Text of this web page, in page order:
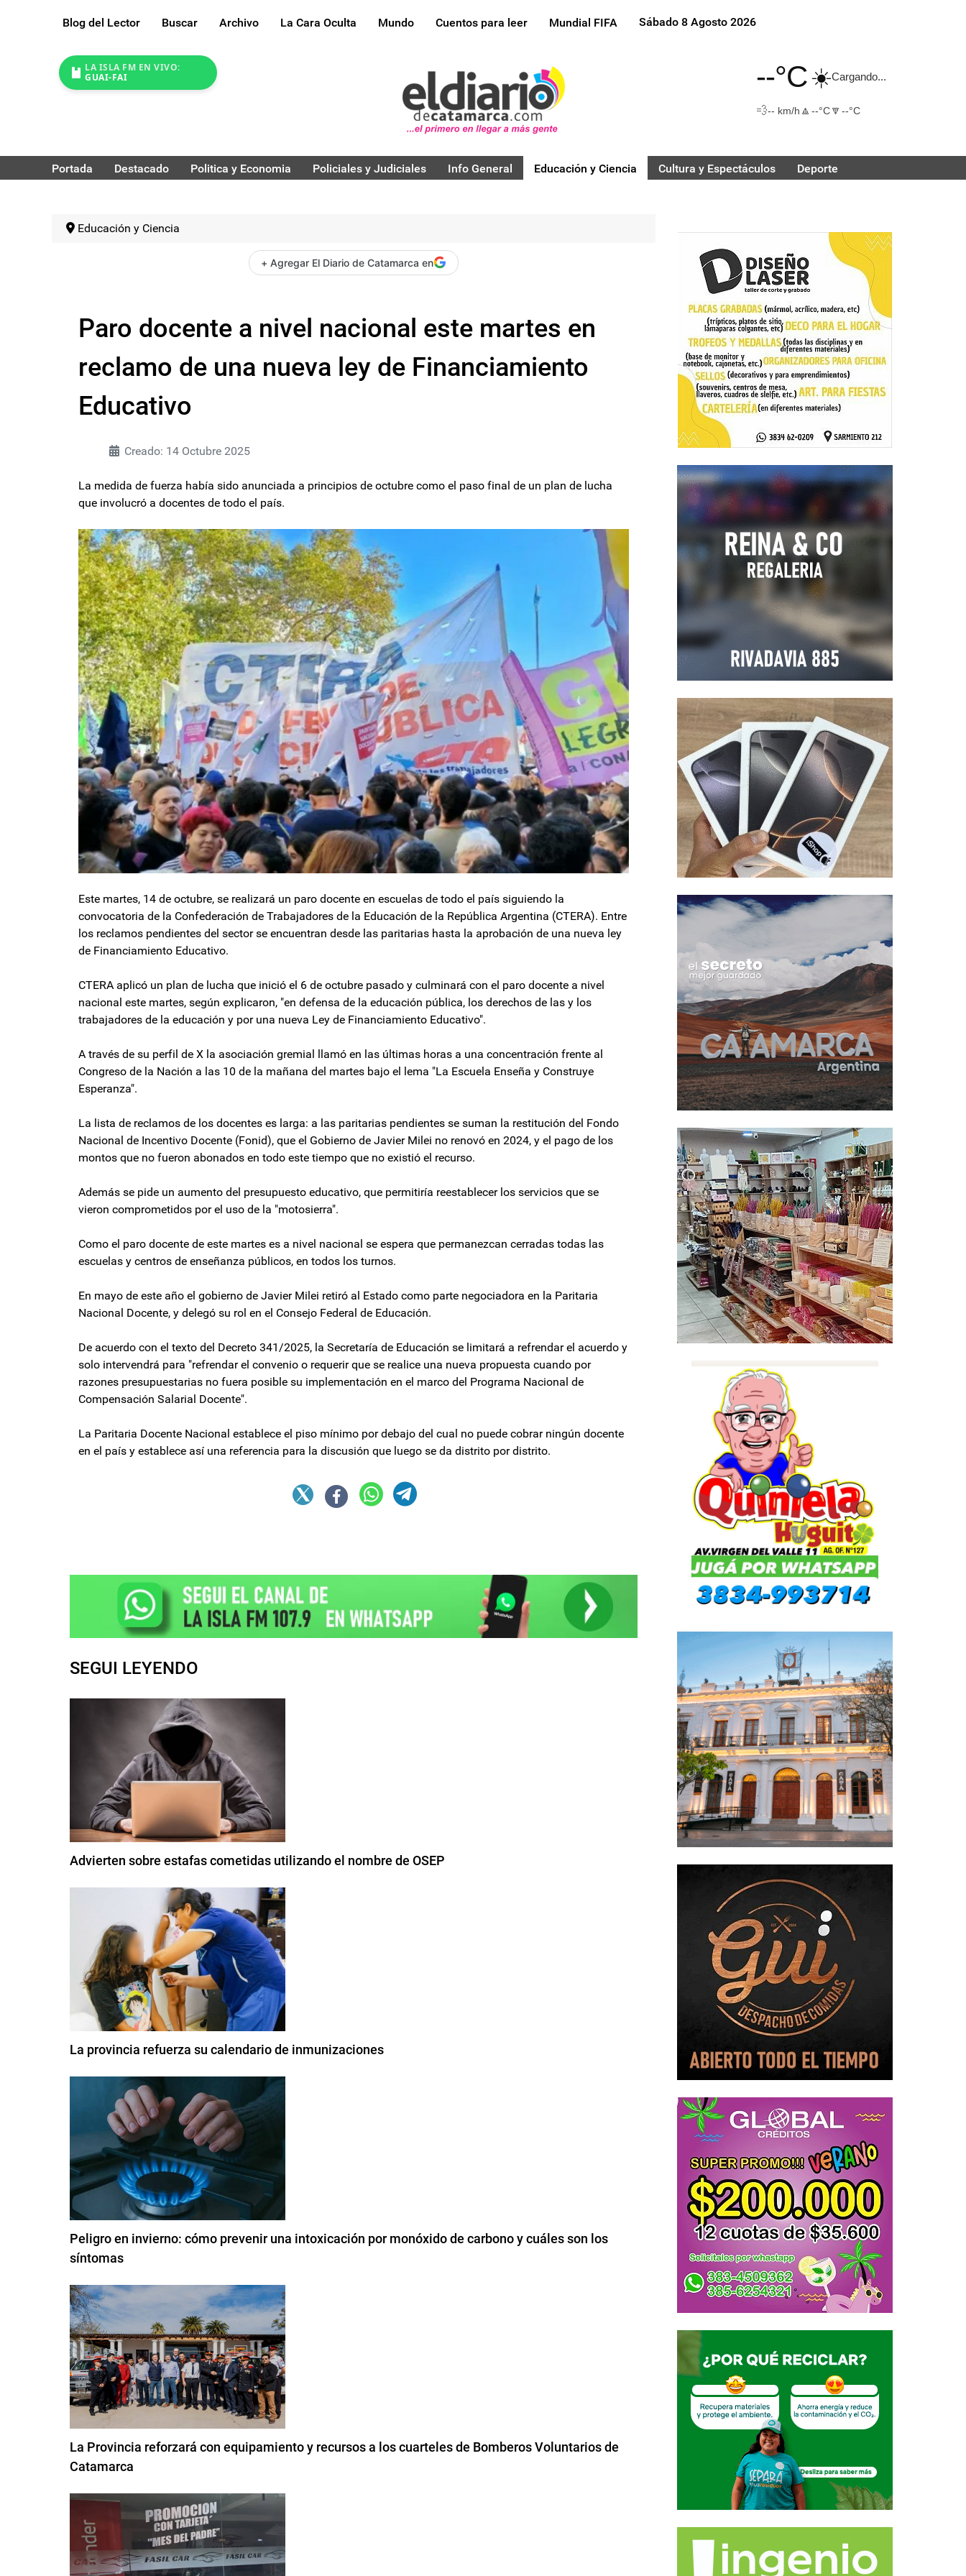
Blog del Lector Buscar Archivo La Cara Oculta Mundo Cuentos para leer Mundial FIFA Sábado 8 Agosto 2026
LA ISLA FM EN VIVO:
GUAI-FAI
--°C☀️Cargando...
💨-- km/h 🔼 --°C🔽 --°C
Portada Destacado Politica y Economia Policiales y Judiciales Info General Educación y Ciencia Cultura y Espectáculos Deporte
Educación y Ciencia
+ Agregar El Diario de Catamarca en
Paro docente a nivel nacional este martes en
reclamo de una nueva ley de Financiamiento
Educativo
Creado: 14 Octubre 2025
La medida de fuerza había sido anunciada a principios de octubre como el paso final de un plan de lucha
que involucró a docentes de todo el país.
Este martes, 14 de octubre, se realizará un paro docente en escuelas de todo el país siguiendo la
convocatoria de la Confederación de Trabajadores de la Educación de la República Argentina (CTERA). Entre
los reclamos pendientes del sector se encuentran desde las paritarias hasta la aprobación de una nueva ley
de Financiamiento Educativo.
CTERA aplicó un plan de lucha que inició el 6 de octubre pasado y culminará con el paro docente a nivel
nacional este martes, según explicaron, "en defensa de la educación pública, los derechos de las y los
trabajadores de la educación y por una nueva Ley de Financiamiento Educativo".
A través de su perfil de X la asociación gremial llamó en las últimas horas a una concentración frente al
Congreso de la Nación a las 10 de la mañana del martes bajo el lema "La Escuela Enseña y Construye
Esperanza".
La lista de reclamos de los docentes es larga: a las paritarias pendientes se suman la restitución del Fondo
Nacional de Incentivo Docente (Fonid), que el Gobierno de Javier Milei no renovó en 2024, y el pago de los
montos que no fueron abonados en todo este tiempo que no existió el recurso.
Además se pide un aumento del presupuesto educativo, que permitiría reestablecer los servicios que se
vieron comprometidos por el uso de la "motosierra".
Como el paro docente de este martes es a nivel nacional se espera que permanezcan cerradas todas las
escuelas y centros de enseñanza públicos, en todos los turnos.
En mayo de este año el gobierno de Javier Milei retiró al Estado como parte negociadora en la Paritaria
Nacional Docente, y delegó su rol en el Consejo Federal de Educación.
De acuerdo con el texto del Decreto 341/2025, la Secretaría de Educación se limitará a refrendar el acuerdo y
solo intervendrá para "refrendar el convenio o requerir que se realice una nueva propuesta cuando por
razones presupuestarias no fuera posible su implementación en el marco del Programa Nacional de
Compensación Salarial Docente".
La Paritaria Docente Nacional establece el piso mínimo por debajo del cual no puede cobrar ningún docente
en el país y establece así una referencia para la discusión que luego se da distrito por distrito.
SEGUI LEYENDO
Advierten sobre estafas cometidas utilizando el nombre de OSEP
La provincia refuerza su calendario de inmunizaciones
Peligro en invierno: cómo prevenir una intoxicación por monóxido de carbono y cuáles son los
síntomas
La Provincia reforzará con equipamiento y recursos a los cuarteles de Bomberos Voluntarios de
Catamarca